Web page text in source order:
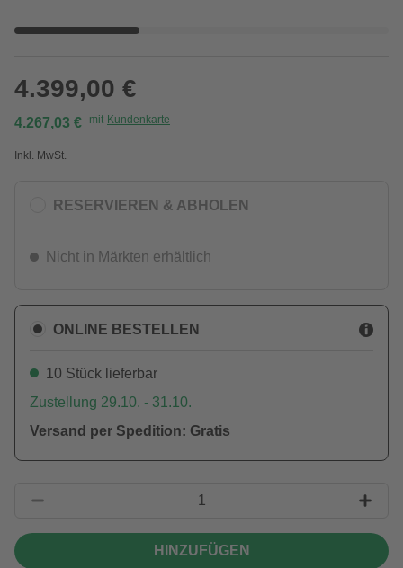
4.399,00 €
4.267,03 € mit Kundenkarte
Inkl. MwSt.
RESERVIEREN & ABHOLEN
Nicht in Märkten erhältlich
ONLINE BESTELLEN
10 Stück lieferbar
Zustellung 29.10. - 31.10.
Versand per Spedition: Gratis
HINZUFÜGEN